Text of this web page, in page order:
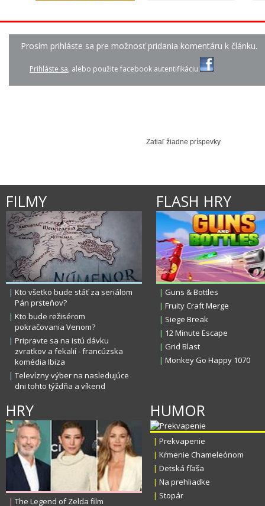
NICKI MINAJ - ANAKO... LINDSAY STIRLING - ... LINDSAY
Prosím prihláste sa pre možnosť pridania komentáru k článku.
Prihláste sa, alebo použite facebook autentifikáciu
Zatiaľ žiadne príspevky
FILMY
| Kto všetko bude stáť za seriálom
Pán prsteňov?
| Kto bude režisérom
pokračovania Venom?
| Pripravte sa na istú dávku
zvratkov a fekalií - francúzska
komédia Ibiza
| Televízny výber na nasledujúce
dni tohto týždňa a víkend
FLASH HRY
| Guns & Bottles
| Fruity Craft Merge
| Siege Break
| 12 Minute Escape
| Grid Blast
| Monkey Go Happy 1070
HRY
| The Legend of Zelda film
HUMOR
| Prekvapenie
| Kŕmenie Chameleónom
| Detská fľaša
| Na prehliadke
| Stopár